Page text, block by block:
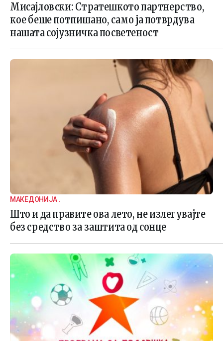
Мисајловски: Стратешкото партнерство,
кое беше потпишано, само ја потврдува
нашата сојузничка посветеност
МАКЕДОНИЈА .
Што и да правите ова лето, не излегувајте
без средство за заштита од сонце